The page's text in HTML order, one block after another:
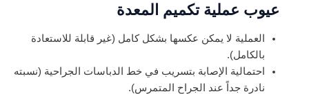
عيوب عملية تكميم المعدة
العملية لا يمكن عكسها بشكل كامل (غير قابلة للاستعادة
بالكامل).
احتمالية الإصابة بتسريب في خط الدباسات الجراحية (نسبته
نادرة جداً عند الجراح المتمرس).